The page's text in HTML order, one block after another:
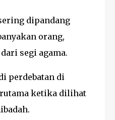
dipandang
orang,
segi agama.
perdebatan di
ketika dilihat